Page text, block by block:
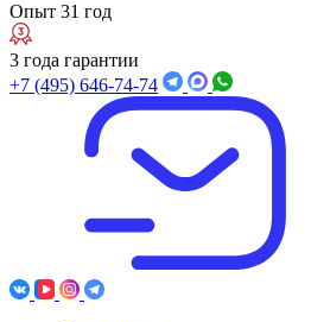
Опыт 31 год
3 года гарантии
+7 (495) 646-74-74